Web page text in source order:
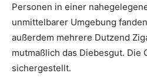
Personen in einer
unmittelbarer Umgebung
außerdem mehrere Dutzend
mutmaßlich das Diebesgut. Die
sichergestellt.